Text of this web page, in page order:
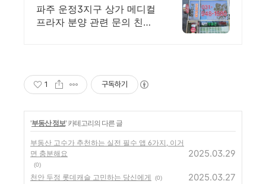
다방부동산
파주 운정3지구 상가 메디컬
프라자 분양 관련 문의 친절
1 구독하기
'부동산 정보' 카테고리의 다른 글
부동산 고수가 추천하는 실전 필수 앱 6가지, 이거
면 충분해요
(0)
2025.03.29
천안 두정 롯데캐슬 고민하는 당신에게 (0) 2025.03.27